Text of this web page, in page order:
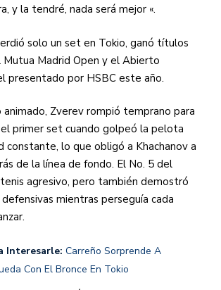
y la tendré, nada será mejor «.
solo un set en Tokio, ganó títulos
Madrid Open y el Abierto
presentado por HSBC este año.
animado, Zverev rompió temprano para
primer set cuando golpeó la pelota
constante, lo que obligó a Khachanov a
de la línea de fondo. El No. 5 del
agresivo, pero también demostró
mientras perseguía cada
Interesarle: Carreño Sorprende A
Con El Bronce En Tokio